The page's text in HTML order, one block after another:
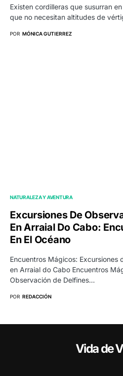
Existen cordilleras que susurran
que no necesitan altitudes de
POR MÓNICA GUTIERREZ
NATURALEZA Y AVENTURA
Excursiones De
En Arraial Do Cabo:
En El Océano
Encuentros Mágicos: Excursiones
en Arraial do Cabo Encuentros
Observación de Delfines…
POR REDACCIÓN
Vida de